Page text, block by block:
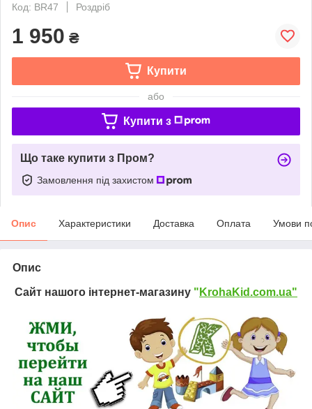
Код: BR47
Роздріб
1 950 ₴
Купити
або
Купити з
Що таке купити з Пром?
Замовлення під захистом
Опис Характеристики Доставка Оплата Умови
Опис
Сайт нашого інтернет-магазину " KrohaKid.com.ua"